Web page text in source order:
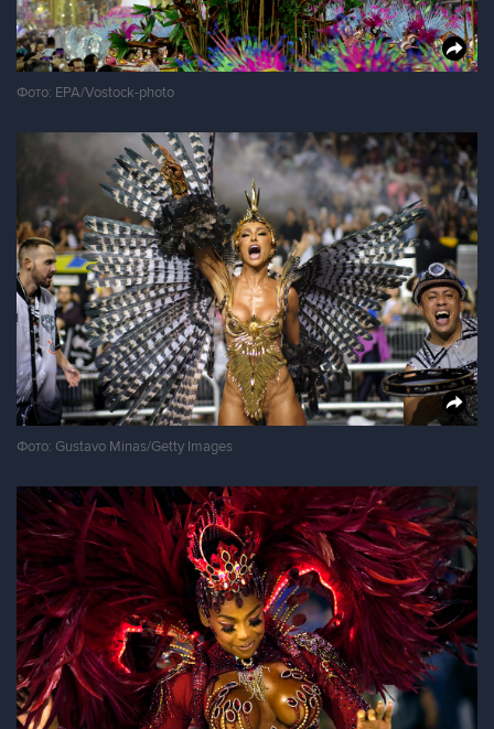
Фото: EPA/Vostock-photo
Фото: Gustavo Minas/Getty Images